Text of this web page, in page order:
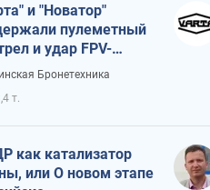
и "Новатор"
пулеметный
и удар FPV-
сохранив жизнь
Бронетехника
т.
как катализатор
или О новом этапе